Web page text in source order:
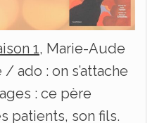
1, Marie-Aude
ado : on s’attache
: ce père
patients, son fils.